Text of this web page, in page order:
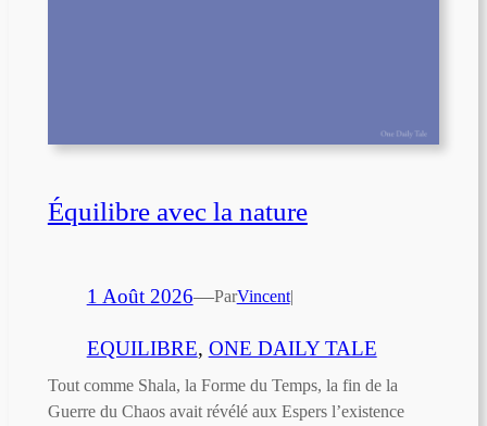
Équilibre avec la nature
1 Août 2026—ParVincent|
EQUILIBRE, ONE DAILY TALE
Tout comme Shala, la Forme du Temps, la fin de la
Guerre du Chaos avait révélé aux Espers l’existence